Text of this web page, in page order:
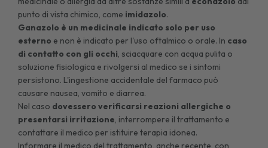
punto di vista chimico, come imidazolo.
Ganazolo è un medicinale indicato solo per uso
esterno e non è indicato per l'uso oftalmico o orale. In caso
di contatto con gli occhi, sciacquare con acqua pulita o
soluzione fisiologica e rivolgersi al medico se i sintomi
persistono. L'ingestione accidentale del farmaco può
causare nausea, vomito e diarrea.
Nel caso dovessero verificarsi reazioni allergiche o
presentarsi irritazione, interrompere il trattamento e
contattare il medico per istituire terapia idonea.
Informare il medico del trattamento, anche recente, con